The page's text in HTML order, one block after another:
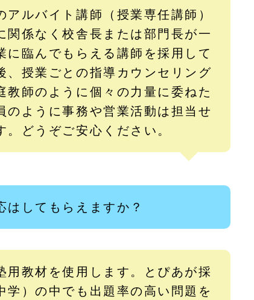
ルバイト講師（授業専任講師）
関係なく校舎長または部門長が一
臨んでもらえる講師を採用して
、授業ごとの指導カウンセリング
師のように個々の力量に委ねた
ように事務や営業活動は担当せ
どうぞご安心ください。
してもらえますか？
教材を使用します。とぴあが採
）の中でも出題率の高い問題を